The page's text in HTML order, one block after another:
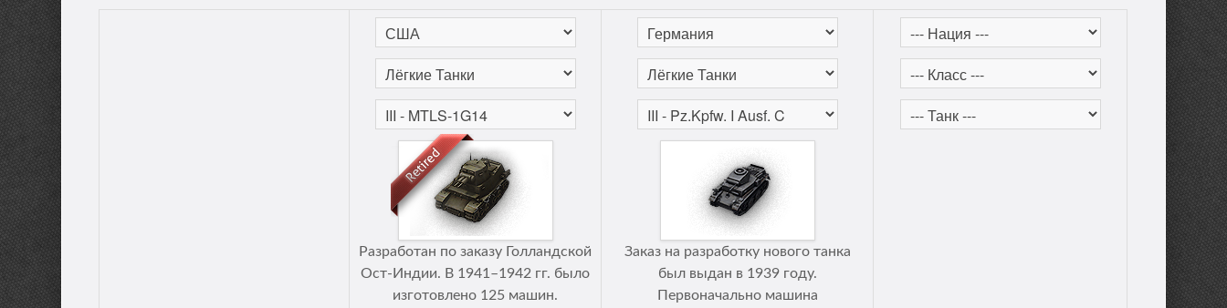
Разработан по заказу Голландской
Ост-Индии. В 1941–1942 гг. было
изготовлено 125 машин.
Заказ на разработку нового танка
был выдан в 1939 году.
Первоначально машина